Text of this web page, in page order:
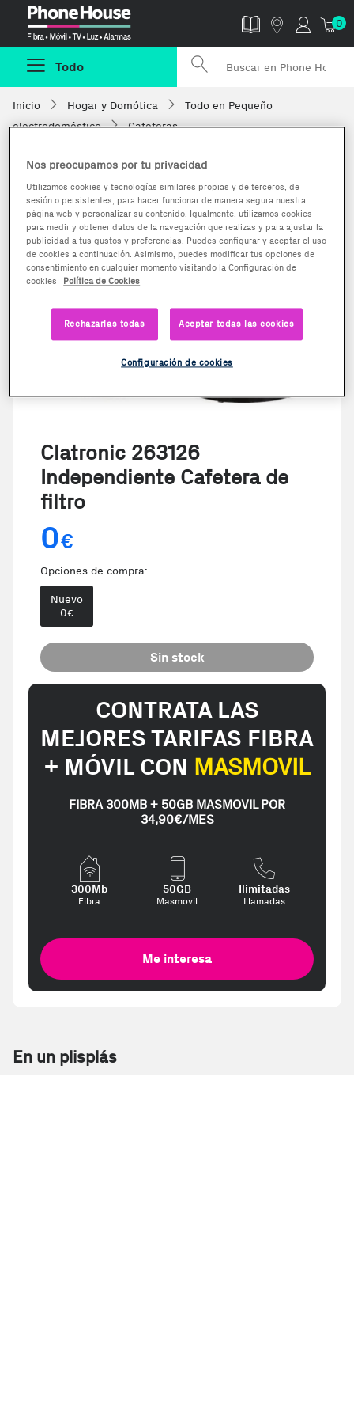
0
Todo
Inicio Hogar y Domótica
Todo en Pequeño
electrodoméstico
Cafeteras
Clatronic 263126
Independiente Cafetera de
filtro
0€
Opciones de compra:
Nuevo
0€
Sin stock
CONTRATA LAS
MEJORES TARIFAS FIBRA
+ MÓVIL CON MASMOVIL
FIBRA 300MB + 50GB MASMOVIL POR
34,90€/MES
300Mb
Fibra
50GB
Masmovil
Ilimitadas
Llamadas
Me interesa
En un plisplás
Nos preocupamos por tu privacidad
Utilizamos cookies y tecnologías similares propias y de terceros, de
sesión o persistentes, para hacer funcionar de manera segura nuestra
página web y personalizar su contenido. Igualmente, utilizamos cookies
para medir y obtener datos de la navegación que realizas y para ajustar la
publicidad a tus gustos y preferencias. Puedes configurar y aceptar el uso
de cookies a continuación. Asimismo, puedes modificar tus opciones de
consentimiento en cualquier momento visitando la Configuración de
cookies
Política de Cookies
Rechazarlas todas Aceptar todas las cookies
Configuración de cookies